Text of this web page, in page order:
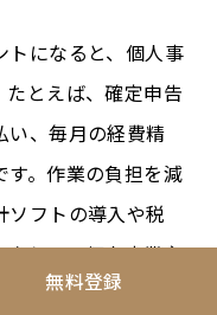
無料登録
トになると、個人事
とえば、確定申告
い、毎月の経費精
。作業の負担を減
ソフトの導入や税
らに、個人事業主
きをすべて自分で